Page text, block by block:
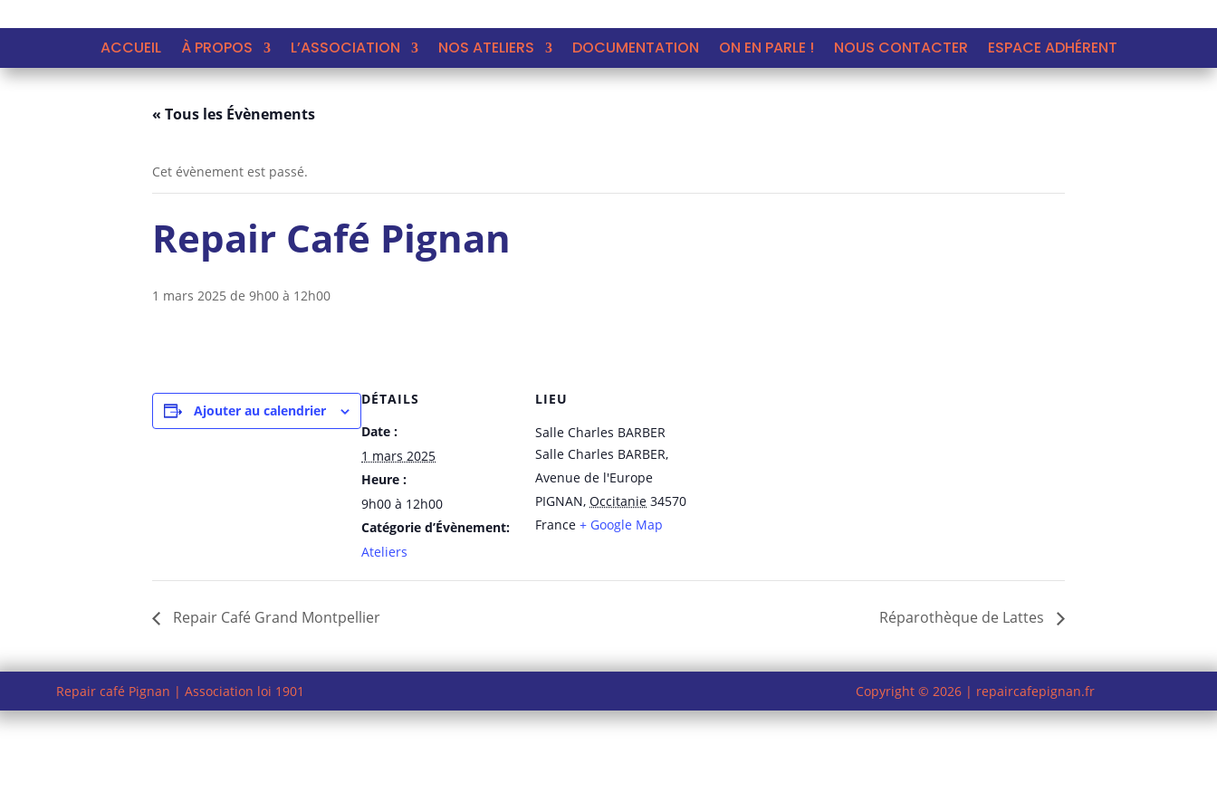
ACCUEIL À PROPOS L’ASSOCIATION NOS ATELIERS DOCUMENTATION ON EN PARLE ! NOUS CONTACTER ESPACE ADHÉRENT
« Tous les Évènements
Cet évènement est passé.
Repair Café Pignan
1 mars 2025 de 9h00 à 12h00
Ajouter au calendrier
DÉTAILS
Date :
1 mars 2025
Heure :
9h00 à 12h00
Catégorie d’Évènement:
Ateliers
LIEU
Salle Charles BARBER
Salle Charles BARBER,
Avenue de l'Europe
PIGNAN, Occitanie 34570
France + Google Map
Repair Café Grand Montpellier Réparothèque de Lattes
Repair café Pignan | Association loi 1901 Copyright © 2026 | repaircafepignan.fr